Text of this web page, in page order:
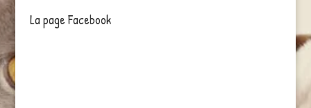
La page Facebook